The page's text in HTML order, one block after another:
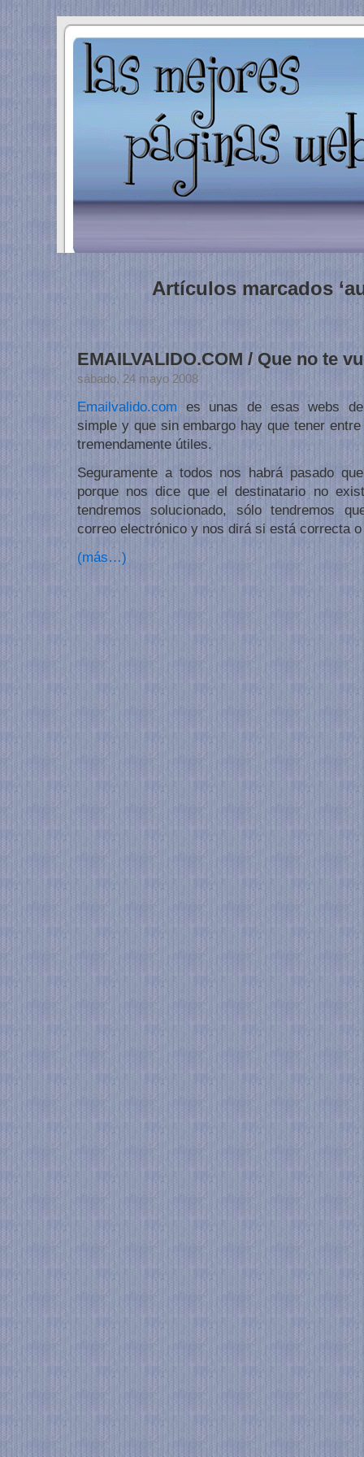
Artículos marcados
EMAILVALIDO.COM / Que no te
sábado, 24 mayo 2008
Emailvalido.com es unas de esas webs de
simple y que sin embargo hay que tener
tremendamente útiles.
Seguramente a todos nos habrá pasado
porque nos dice que el destinatario no
tendremos solucionado, sólo tendremos
correo electrónico y nos dirá si está correcta
(más…)